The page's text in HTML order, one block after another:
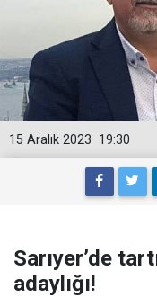
19:30
15 Aralık 2023
Sarıyer’de
adaylığı!